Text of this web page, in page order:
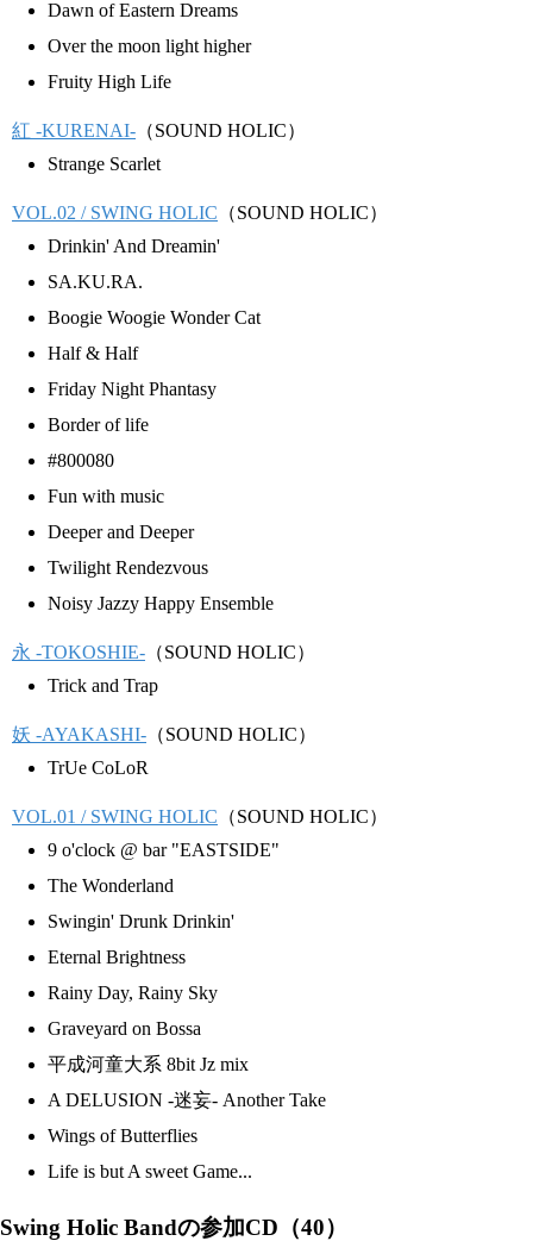
Dawn of Eastern Dreams
Over the moon light higher
Fruity High Life
紅 -KURENAI- （SOUND HOLIC）
Strange Scarlet
VOL.02 / SWING HOLIC （SOUND HOLIC）
Drinkin' And Dreamin'
SA.KU.RA.
Boogie Woogie Wonder Cat
Half & Half
Friday Night Phantasy
Border of life
#800080
Fun with music
Deeper and Deeper
Twilight Rendezvous
Noisy Jazzy Happy Ensemble
永 -TOKOSHIE- （SOUND HOLIC）
Trick and Trap
妖 -AYAKASHI- （SOUND HOLIC）
TrUe CoLoR
VOL.01 / SWING HOLIC （SOUND HOLIC）
9 o'clock @ bar "EASTSIDE"
The Wonderland
Swingin' Drunk Drinkin'
Eternal Brightness
Rainy Day, Rainy Sky
Graveyard on Bossa
平成河童大系 8bit Jz mix
A DELUSION -迷妄- Another Take
Wings of Butterflies
Life is but A sweet Game...
Swing Holic Bandの参加CD（40）